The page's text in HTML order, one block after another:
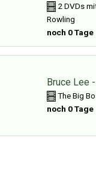
2 DVDs
Rowling
noch 0 Tage
Bruce Lee
The Big
noch 0 Tage